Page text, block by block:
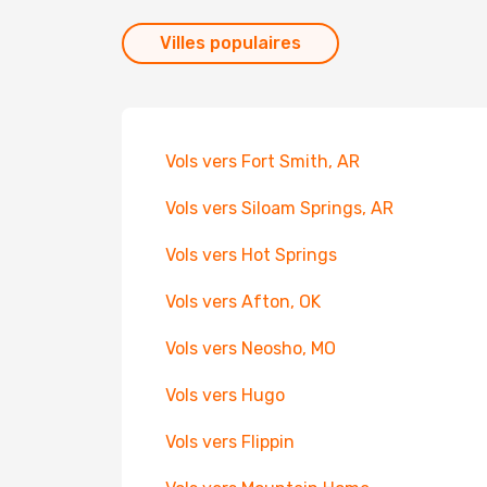
Villes populaires
Vols vers Fort Smith, AR
Vols vers Siloam Springs, AR
Vols vers Hot Springs
Vols vers Afton, OK
Vols vers Neosho, MO
Vols vers Hugo
Vols vers Flippin